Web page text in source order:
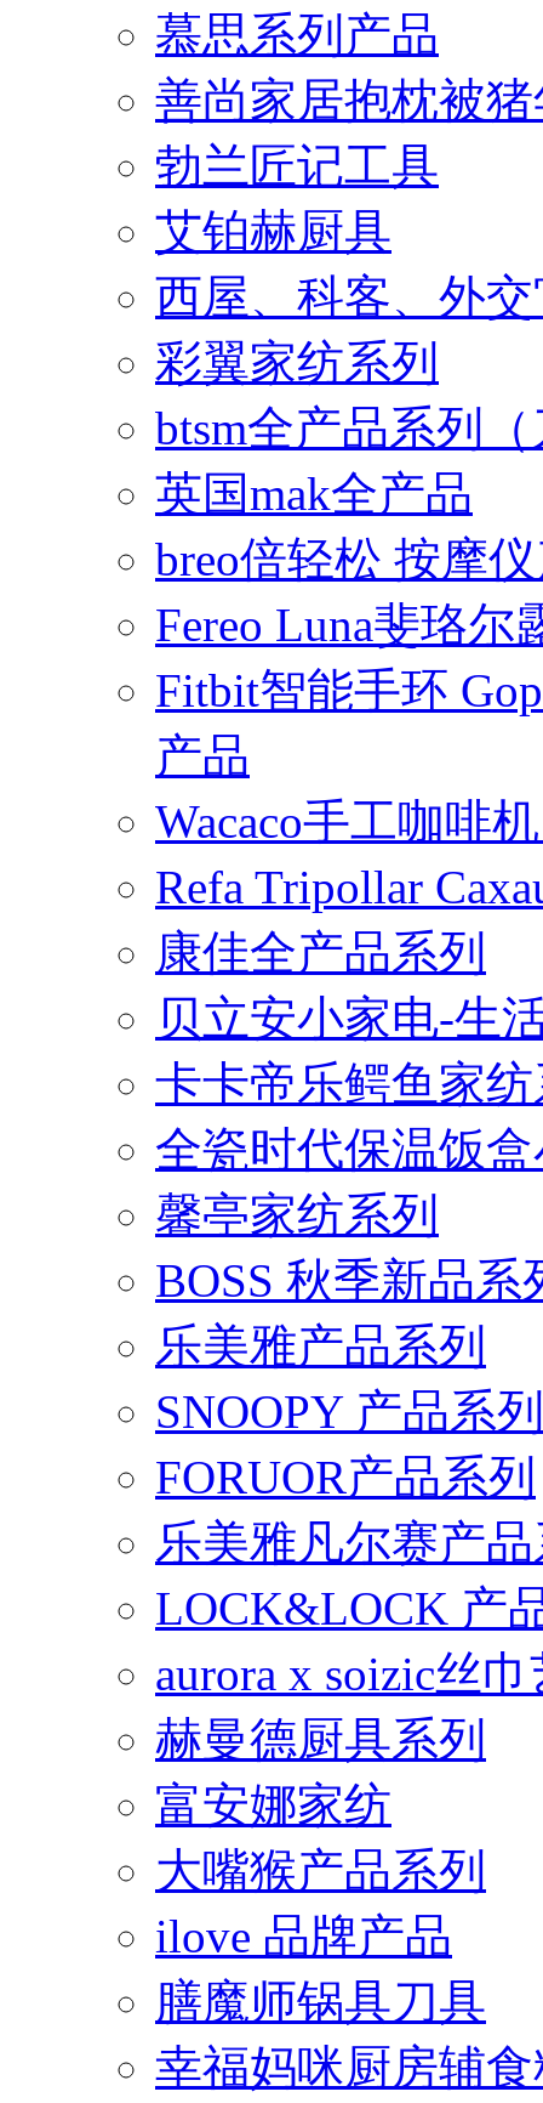
慕思系列产品
善尚家居抱枕被
勃兰匠记工具
艾铂赫厨具
西屋、科客、外
彩翼家纺系列
btsm全产品系列
英国mak全产品
breo倍轻松 按摩
Fereo Luna斐珞
Fitbit智能手环
产品
Wacaco手工咖啡
Refa Tripollar
康佳全产品系列
贝立安小家电-生
卡卡帝乐鳄鱼家
全瓷时代保温饭
馨亭家纺系列
BOSS 秋季新品系
乐美雅产品系列
SNOOPY 产品系列
FORUOR产品系列
乐美雅凡尔赛产
LOCK&LOCK 产
aurora x soizic丝
赫曼德厨具系列
富安娜家纺
大嘴猴产品系列
ilove 品牌产品
膳魔师锅具刀具
幸福妈咪厨房辅